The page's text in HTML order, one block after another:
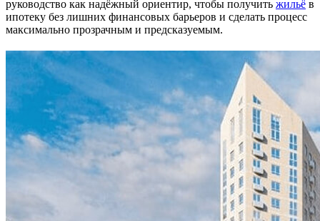
руководство как надёжный ориентир, чтобы получить жильё в
ипотеку без лишних финансовых барьеров и сделать процесс
максимально прозрачным и предсказуемым.